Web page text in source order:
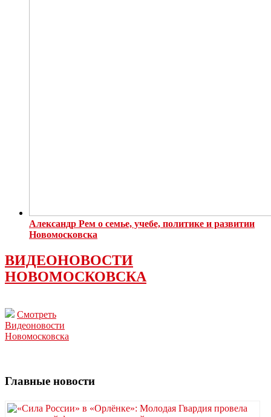
Александр Рем о семье, учебе, политике и развитии
Новомосковска
ВИДЕОНОВОСТИ
НОВОМОСКОВСКА
Смотреть
Видеоновости
Новомосковска
Главные новости